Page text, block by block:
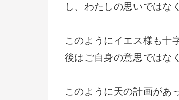
し、わたしの思いではな
このようにイエス様も十
後はご自身の意思ではな
このように天の計画があ